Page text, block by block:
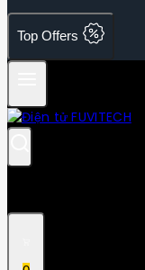
Top Offers